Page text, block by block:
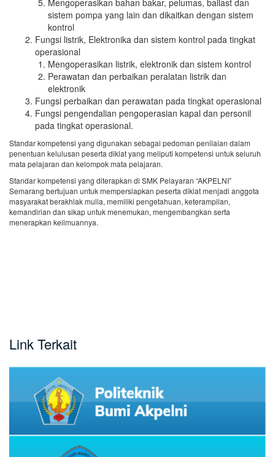
sistem pompa yang lain dan dikaitkan dengan sistem
kontrol
Fungsi listrik, Elektronika dan sistem kontrol pada tingkat
operasional
Mengoperasikan listrik, elektronik dan sistem kontrol
Perawatan dan perbaikan peralatan listrik dan
elektronik
Fungsi perbaikan dan perawatan pada tingkat operasional
Fungsi pengendalian pengoperasian kapal dan personil
pada tingkat operasional.
Standar kompetensi yang digunakan sebagai pedoman penilaian dalam
penentuan kelulusan peserta diklat yang meliputi kompetensi untuk seluruh
mata pelajaran dan kelompok mata pelajaran.
Standar kompetensi yang diterapkan di SMK Pelayaran “AKPELNI”
Semarang bertujuan untuk mempersiapkan peserta diklat menjadi anggota
masyarakat berakhlak mulia, memiliki pengetahuan, keterampilan,
kemandirian dan sikap untuk menemukan, mengembangkan serta
menerapkan keilmuannya.
Link Terkait